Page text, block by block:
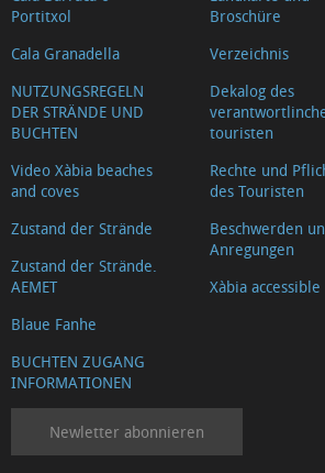
Portitxol
Cala Granadella
NUTZUNGSREGELN
DER STRÄNDE UND
BUCHTEN
Video Xàbia beaches
and coves
Zustand der Strände
Zustand der Strände.
AEMET
Blaue Fanhe
BUCHTEN ZUGANG
INFORMATIONEN
Broschüre
Verzeichnis
Dekalog des
touristen
Rechte und
des Touristen
Beschwerden
Anregungen
Xàbia accessible
Newletter abonnieren